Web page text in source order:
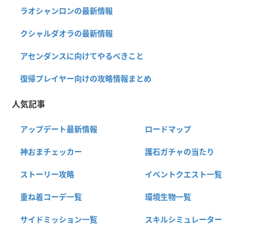
ラオシャンロンの最新情報
クシャルダオラの最新情報
アセンダンスに向けてやるべきこと
復帰プレイヤー向けの攻略情報まとめ
人気記事
アップデート最新情報 ロードマップ
神おまチェッカー 護石ガチャの当たり
ストーリー攻略 イベントクエスト一覧
重ね着コーデ一覧 環境生物一覧
サイドミッション一覧 スキルシミュレーター